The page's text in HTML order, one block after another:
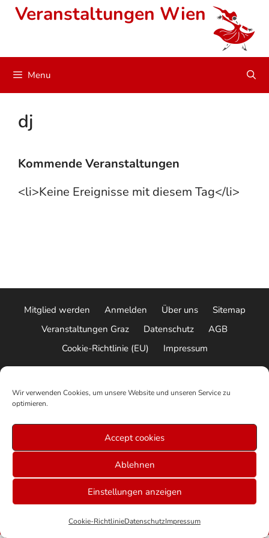
Wir verwenden Cookies, um unsere Website und unseren Service zu
optimieren.
Accept cookies
Ablehnen
Einstellungen anzeigen
Cookie-RichtlinieDatenschutzImpressum
SkipVeranstaltungen Wien
Menu
dj
Kommende Veranstaltungen
<li>Keine Ereignisse mit diesem Tag</li>
Mitglied werden Anmelden Über uns
Sitemap
Veranstaltungen Graz
Datenschutz
AGB
Cookie-Richtlinie (EU)
Impressum